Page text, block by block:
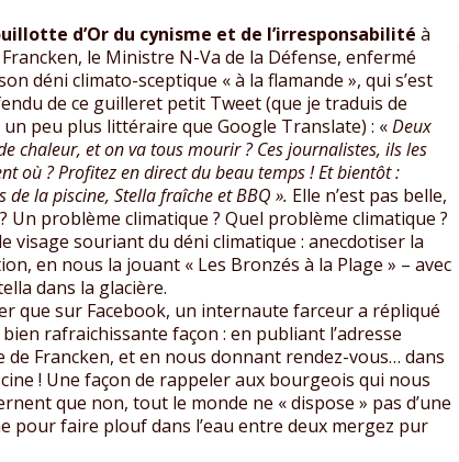
d’Or du cynisme et de l’irresponsabilité à
le Ministre N-Va de la Défense, enfermé
déni climato-sceptique « à la flamande », qui s’est
de ce guilleret petit Tweet (que je traduis de
peu plus littéraire que Google Translate) : «Deux
chaleur, et on va tous mourir ? Ces journalistes, ils les
où ? Profitez en direct du beau temps ! Et bientôt :
de la piscine, Stella fraîche et BBQ ». Elle n’est pas belle,
Un problème climatique ? Quel problème climatique ?
le visage souriant du déni climatique : anecdotiser la
en nous la jouant « Les Bronzés à la Plage » – avec
dans la glacière.
que sur Facebook, un internaute farceur a répliqué
bien rafraichissante façon : en publiant l’adresse
de Francken, et en nous donnant rendez-vous… dans
! Une façon de rappeler aux bourgeois qui nous
que non, tout le monde ne « dispose » pas d’une
pour faire plouf dans l’eau entre deux mergez pur